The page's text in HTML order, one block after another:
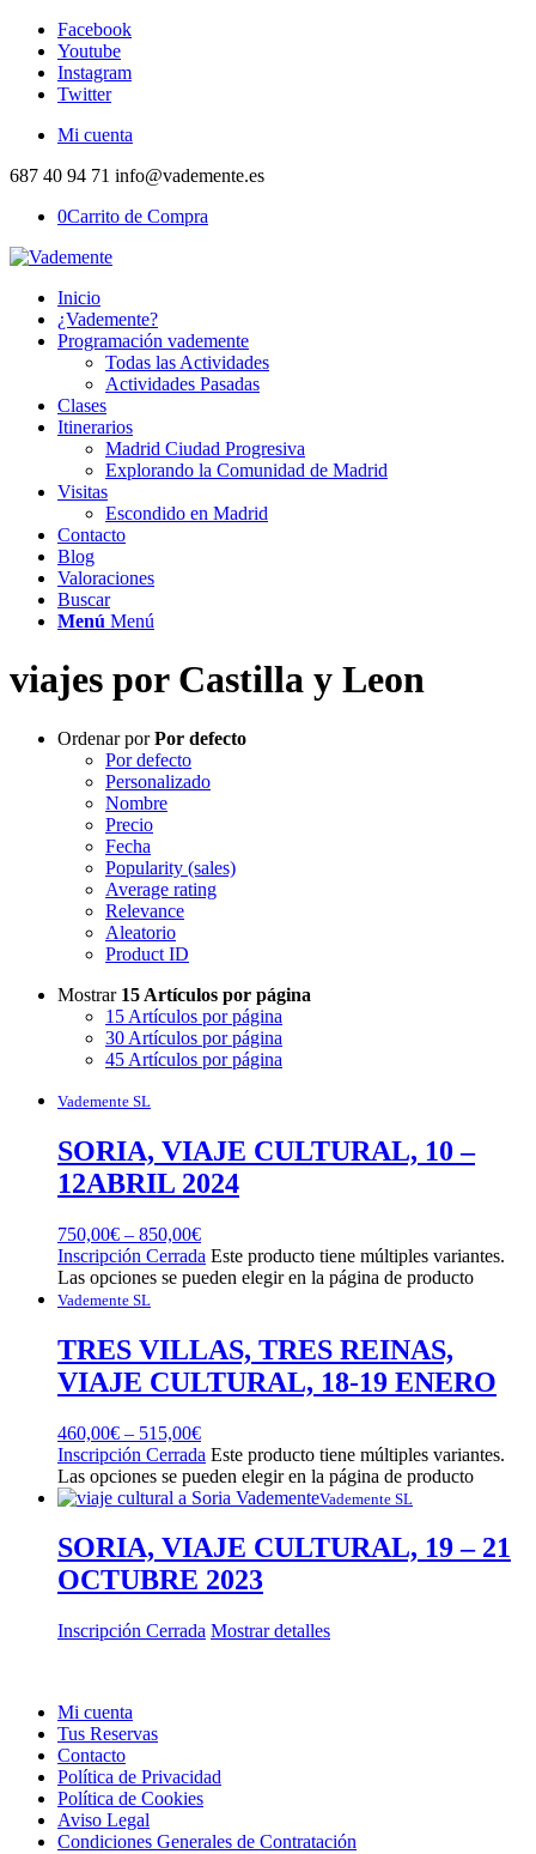
Facebook
Youtube
Instagram
Twitter
Mi cuenta
687 40 94 71 info@vademente.es
0Carrito de Compra
Inicio
¿Vademente?
Programación vademente
Todas las Actividades
Actividades Pasadas
Clases
Itinerarios
Madrid Ciudad Progresiva
Explorando la Comunidad de Madrid
Visitas
Escondido en Madrid
Contacto
Blog
Valoraciones
Buscar
Menú Menú
viajes por Castilla y Leon
Ordenar porPor defecto
Por defecto
Personalizado
Nombre
Precio
Fecha
Popularity (sales)
Average rating
Relevance
Aleatorio
Product ID
Mostrar 15 Artículos por página
15 Artículos por página
30 Artículos por página
45 Artículos por página
Vademente SL
SORIA, VIAJE CULTURAL, 10 –
12ABRIL 2024
750,00€ – 850,00€
Inscripción Cerrada Este producto tiene múltiples variantes.
Las opciones se pueden elegir en la página de producto
Vademente SL
TRES VILLAS, TRES REINAS,
VIAJE CULTURAL, 18-19 ENERO
460,00€ – 515,00€
Inscripción Cerrada Este producto tiene múltiples variantes.
Las opciones se pueden elegir en la página de producto
Vademente SL
SORIA, VIAJE CULTURAL, 19 – 21
OCTUBRE 2023
Inscripción Cerrada Mostrar detalles
Mi cuenta
Tus Reservas
Contacto
Política de Privacidad
Política de Cookies
Aviso Legal
Condiciones Generales de Contratación